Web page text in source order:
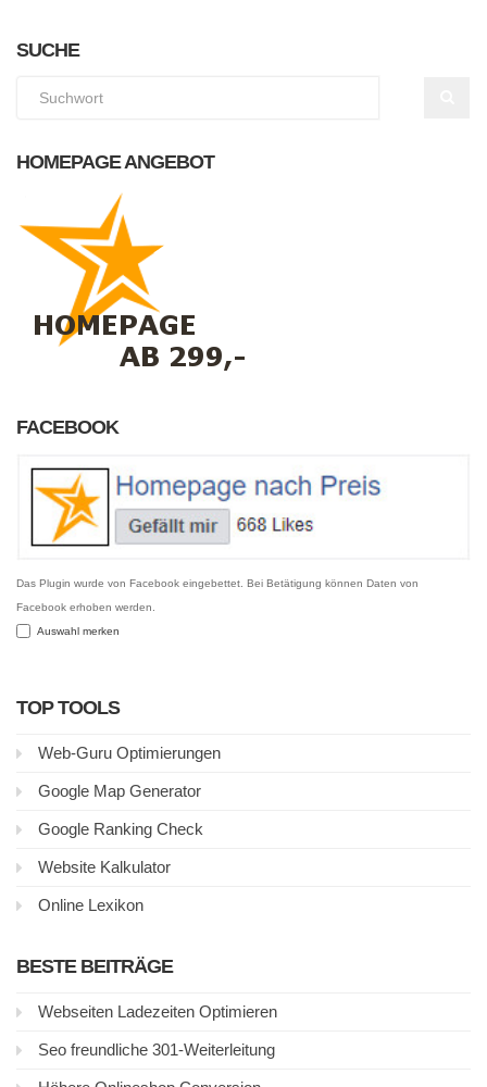
SUCHE
HOMEPAGE ANGEBOT
FACEBOOK
Das Plugin wurde von Facebook eingebettet. Bei Betätigung können Daten von
Facebook erhoben werden.
Auswahl merken
TOP TOOLS
Web-Guru Optimierungen
Google Map Generator
Google Ranking Check
Website Kalkulator
Online Lexikon
BESTE BEITRÄGE
Webseiten Ladezeiten Optimieren
Seo freundliche 301-Weiterleitung